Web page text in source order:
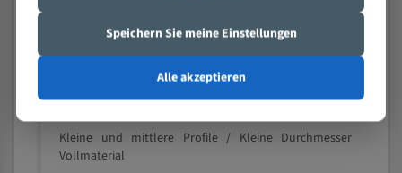
Materialien:
Stahl
Kleine und mittlere Profile / Kleine Durchmesser
Vollmaterial
Speichern Sie meine Einstellungen
Alle akzeptieren